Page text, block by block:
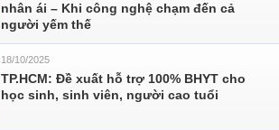
nhân ái – Khi công nghệ chạm đến cả
người yếm thế
18/10/2025
TP.HCM: Đề xuất hỗ trợ 100% BHYT cho
học sinh, sinh viên, người cao tuổi